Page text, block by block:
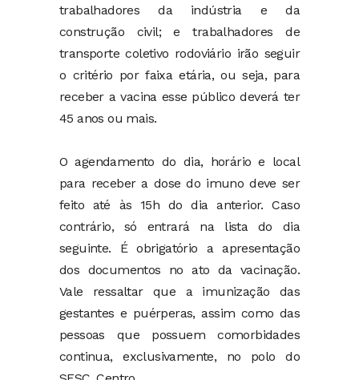
trabalhadores da indústria e da
construção civil; e trabalhadores de
transporte coletivo rodoviário irão seguir
o critério por faixa etária, ou seja, para
receber a vacina esse público deverá ter
45 anos ou mais.
O agendamento do dia, horário e local
para receber a dose do imuno deve ser
feito até às 15h do dia anterior. Caso
contrário, só entrará na lista do dia
seguinte. É obrigatório a apresentação
dos documentos no ato da vacinação.
Vale ressaltar que a imunização das
gestantes e puérperas, assim como das
pessoas que possuem comorbidades
continua, exclusivamente, no polo do